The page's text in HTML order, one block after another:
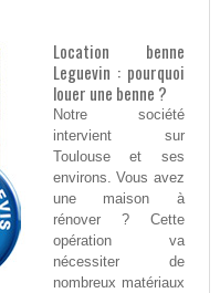
Location benne
Leguevin : pourquoi
louer une benne ?
Notre société
intervient sur
Toulouse et ses
environs. Vous avez
une maison à
rénover ? Cette
opération va
nécessiter de
nombreux matériaux